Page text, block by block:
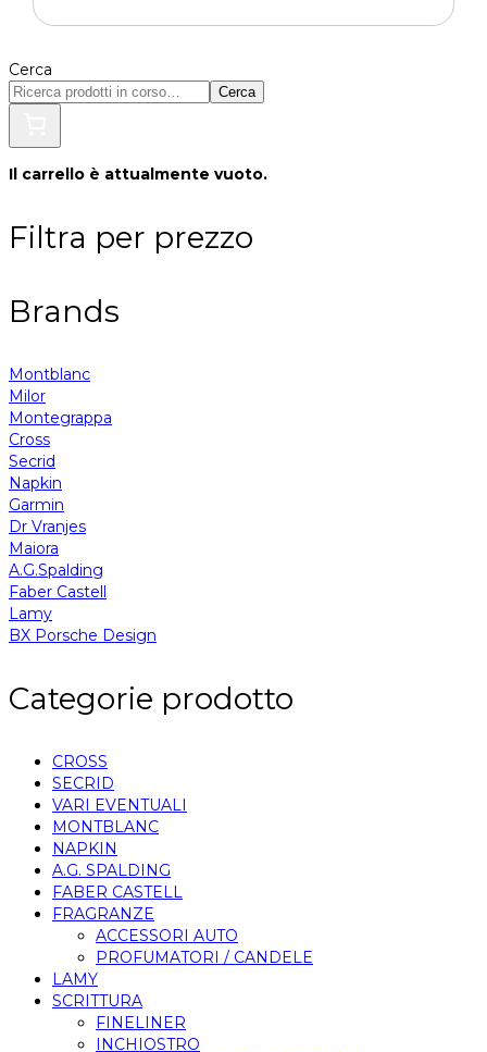
Cerca
Cerca
Il carrello è attualmente vuoto.
Filtra per prezzo
Brands
Montblanc
Milor
Montegrappa
Cross
Secrid
Napkin
Garmin
Dr Vranjes
Maiora
A.G.Spalding
Faber Castell
Lamy
BX Porsche Design
Categorie prodotto
CROSS
SECRID
VARI EVENTUALI
MONTBLANC
NAPKIN
A.G. SPALDING
FABER CASTELL
FRAGRANZE
ACCESSORI AUTO
PROFUMATORI / CANDELE
LAMY
SCRITTURA
FINELINER
INCHIOSTRO